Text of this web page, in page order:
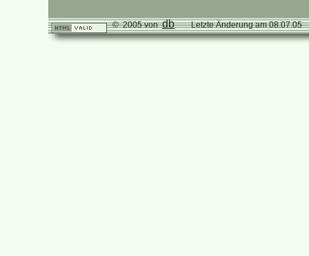
© 2005 vondb Letzte Änderung am 08.07.05